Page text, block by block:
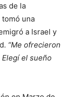
de la
una
a Israel y
“Me ofrecieron
el sueño